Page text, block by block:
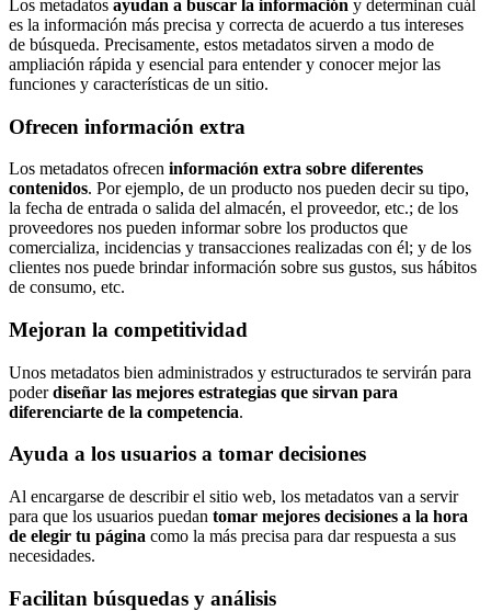
Los metadatos ayudan a buscar la información y determinan cuál
es la información más precisa y correcta de acuerdo a tus intereses
de búsqueda. Precisamente, estos metadatos sirven a modo de
ampliación rápida y esencial para entender y conocer mejor las
funciones y características de un sitio.
Ofrecen información extra
Los metadatos ofrecen información extra sobre diferentes
contenidos. Por ejemplo, de un producto nos pueden decir su tipo,
la fecha de entrada o salida del almacén, el proveedor, etc.; de los
proveedores nos pueden informar sobre los productos que
comercializa, incidencias y transacciones realizadas con él; y de los
clientes nos puede brindar información sobre sus gustos, sus hábitos
de consumo, etc.
Mejoran la competitividad
Unos metadatos bien administrados y estructurados te servirán para
poderdiseñar las mejores estrategias que sirvan para
diferenciarte de la competencia.
Ayuda a los usuarios a tomar decisiones
Al encargarse de describir el sitio web, los metadatos van a servir
para que los usuarios puedan tomar mejores decisiones a la hora
de elegir tu página como la más precisa para dar respuesta a sus
necesidades.
Facilitan búsquedas y análisis